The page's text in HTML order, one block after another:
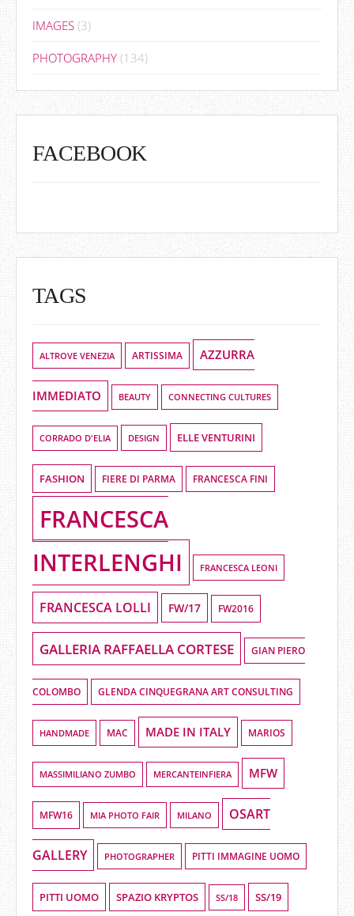
IMAGES (3)
PHOTOGRAPHY (134)
FACEBOOK
TAGS
ALTROVE VENEZIA ARTISSIMA AZZURRA
IMMEDIATO BEAUTY CONNECTING CULTURES
CORRADO D'ELIA DESIGN ELLE VENTURINI
FASHION FIERE DI PARMA FRANCESCA FINI
FRANCESCA
INTERLENGHI
FRANCESCA LEONI
FRANCESCA LOLLI FW/17 FW2016
GALLERIA RAFFAELLA CORTESE GIAN PIERO
COLOMBO GLENDA CINQUEGRANA ART CONSULTING
HANDMADE MAC MADE IN ITALY MARIOS
MASSIMILIANO ZUMBO MERCANTEINFIERA MFW
MFW16 MIA PHOTO FAIR MILANO OSART
GALLERY PHOTOGRAPHER PITTI IMMAGINE UOMO
PITTI UOMO SPAZIO KRYPTOS SS/18 SS/19